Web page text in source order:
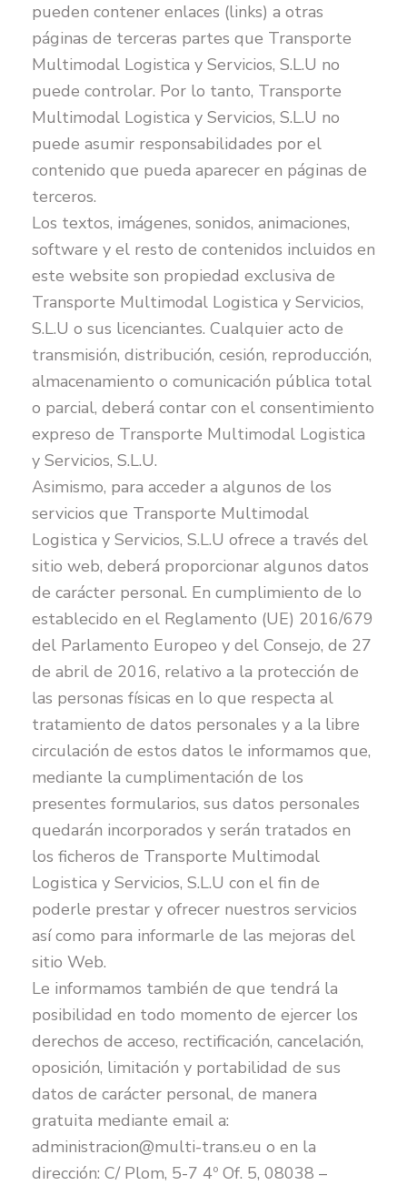
pueden contener enlaces (links) a otras
páginas de terceras partes que Transporte
Multimodal Logistica y Servicios, S.L.U no
puede controlar. Por lo tanto, Transporte
Multimodal Logistica y Servicios, S.L.U no
puede asumir responsabilidades por el
contenido que pueda aparecer en páginas de
terceros.
Los textos, imágenes, sonidos, animaciones,
software y el resto de contenidos incluidos en
este website son propiedad exclusiva de
Transporte Multimodal Logistica y Servicios,
S.L.U o sus licenciantes. Cualquier acto de
transmisión, distribución, cesión, reproducción,
almacenamiento o comunicación pública total
o parcial, deberá contar con el consentimiento
expreso de Transporte Multimodal Logistica
y Servicios, S.L.U.
Asimismo, para acceder a algunos de los
servicios que Transporte Multimodal
Logistica y Servicios, S.L.U ofrece a través del
sitio web, deberá proporcionar algunos datos
de carácter personal. En cumplimiento de lo
establecido en el Reglamento (UE) 2016/679
del Parlamento Europeo y del Consejo, de 27
de abril de 2016, relativo a la protección de
las personas físicas en lo que respecta al
tratamiento de datos personales y a la libre
circulación de estos datos le informamos que,
mediante la cumplimentación de los
presentes formularios, sus datos personales
quedarán incorporados y serán tratados en
los ficheros de Transporte Multimodal
Logistica y Servicios, S.L.U con el fin de
poderle prestar y ofrecer nuestros servicios
así como para informarle de las mejoras del
sitio Web.
Le informamos también de que tendrá la
posibilidad en todo momento de ejercer los
derechos de acceso, rectificación, cancelación,
oposición, limitación y portabilidad de sus
datos de carácter personal, de manera
gratuita mediante email a:
administracion@multi-trans.eu o en la
dirección: C/ Plom, 5-7 4º Of. 5, 08038 –